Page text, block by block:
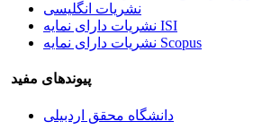
نشریات انگلیسی
نشریات دارای نمایه ISI
نشریات دارای نمایه Scopus
پیوندهای مفید
دانشگاه محقق اردبیلی